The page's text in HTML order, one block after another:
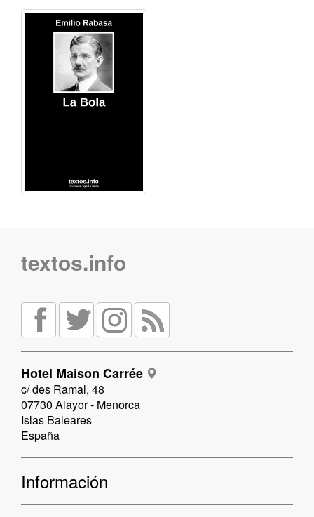
textos.info
Hotel Maison Carrée
c/ des Ramal, 48
07730 Alayor - Menorca
Islas Baleares
España
Información